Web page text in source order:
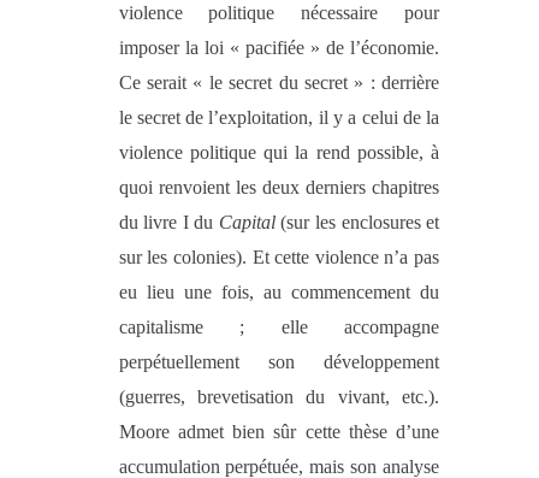
violence politique nécessaire pour
imposer la loi « pacifiée » de l’économie.
Ce serait « le secret du secret » : derrière
le secret de l’exploitation, il y a celui de la
violence politique qui la rend possible, à
quoi renvoient les deux derniers chapitres
du livre I du Capital(sur les enclosures et
sur les colonies). Et cette violence n’a pas
eu lieu une fois, au commencement du
capitalisme ; elle accompagne
perpétuellement son développement
(guerres, brevetisation du vivant, etc.).
Moore admet bien sûr cette thèse d’une
accumulation perpétuée, mais son analyse